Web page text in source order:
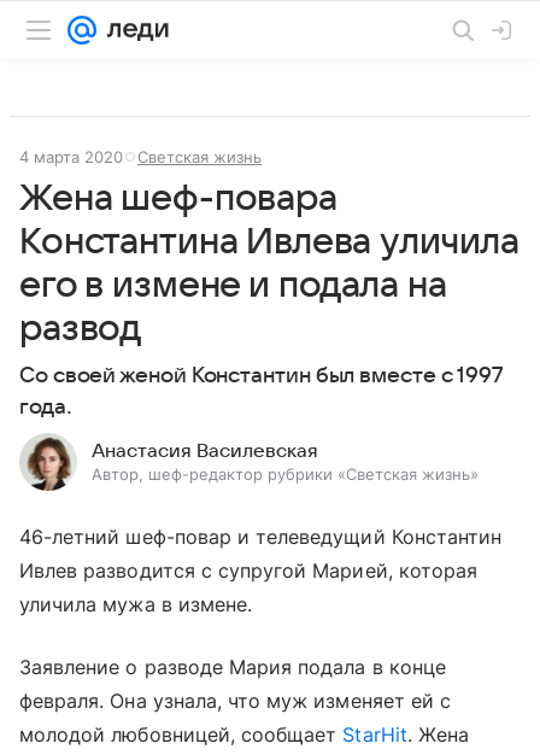
4 марта 2020 Светская жизнь
Жена шеф-повара
Константина Ивлева уличила
его в измене и подала на
развод
Со своей женой Константин был вместе с 1997
года.
Анастасия Василевская
Автор, шеф-редактор рубрики «Светская жизнь»
46-летний шеф-повар и телеведущий Константин
Ивлев разводится с супругой Марией, которая
уличила мужа в измене.
Заявление о разводе Мария подала в конце
февраля. Она узнала, что муж изменяет ей с
молодой любовницей, сообщает StarHit. Жена